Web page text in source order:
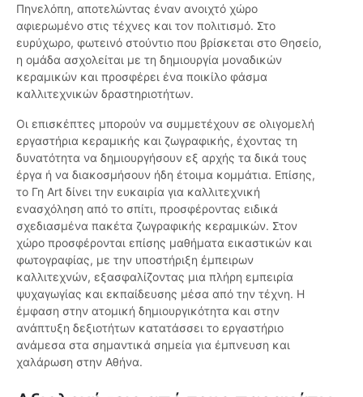
Πηνελόπη, αποτελώντας έναν ανοιχτό χώρο
αφιερωμένο στις τέχνες και τον πολιτισμό. Στο
ευρύχωρο, φωτεινό στούντιο που βρίσκεται στο Θησείο,
η ομάδα ασχολείται με τη δημιουργία μοναδικών
κεραμικών και προσφέρει ένα ποικίλο φάσμα
καλλιτεχνικών δραστηριοτήτων.
Οι επισκέπτες μπορούν να συμμετέχουν σε ολιγομελή
εργαστήρια κεραμικής και ζωγραφικής, έχοντας τη
δυνατότητα να δημιουργήσουν εξ αρχής τα δικά τους
έργα ή να διακοσμήσουν ήδη έτοιμα κομμάτια. Επίσης,
το Γη Art δίνει την ευκαιρία για καλλιτεχνική
ενασχόληση από το σπίτι, προσφέροντας ειδικά
σχεδιασμένα πακέτα ζωγραφικής κεραμικών. Στον
χώρο προσφέρονται επίσης μαθήματα εικαστικών και
φωτογραφίας, με την υποστήριξη έμπειρων
καλλιτεχνών, εξασφαλίζοντας μια πλήρη εμπειρία
ψυχαγωγίας και εκπαίδευσης μέσα από την τέχνη. Η
έμφαση στην ατομική δημιουργικότητα και στην
ανάπτυξη δεξιοτήτων κατατάσσει το εργαστήριο
ανάμεσα στα σημαντικά σημεία για έμπνευση και
χαλάρωση στην Αθήνα.